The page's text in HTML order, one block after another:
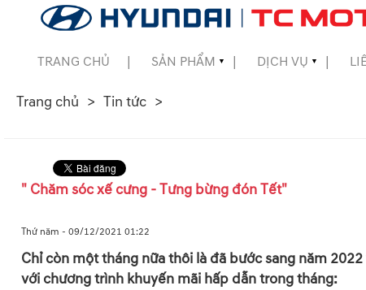
TRANG CHỦ SẢN PHẨM ▼ DỊCH VỤ ▼
Trang chủ Tin tức
" Chăm sóc xế cưng - Tưng bừng đón Tết"
Thứ năm - 09/12/2021 01:22
Chỉ còn một tháng nữa thôi là đã bước sang năm
với chương trình khuyến mãi hấp dẫn trong tháng: